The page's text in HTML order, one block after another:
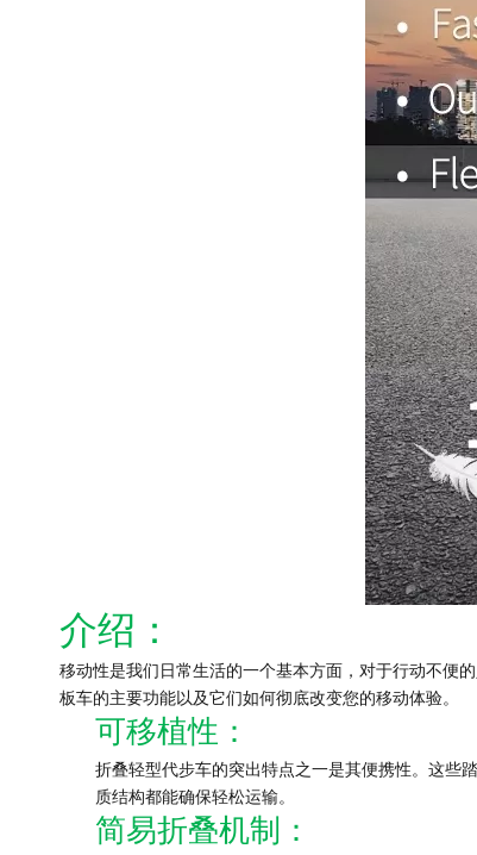
介绍：
移动性是我们日常生活的一个基本方面，对于行动不便
板车的主要功能以及它们如何彻底改变您的移动体验。
可移植性：
折叠轻型代步车的突出特点之一是其便携性。这些
质结构都能确保轻松运输。
简易折叠机制：